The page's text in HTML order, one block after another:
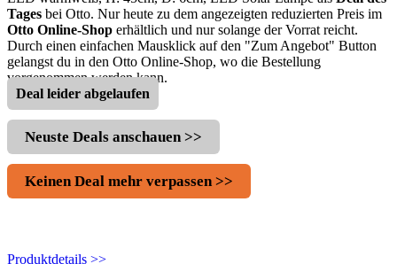
Tages bei Otto. Nur heute zu dem angezeigten reduzierten Preis im
Otto Online-Shop erhältlich und nur solange der Vorrat reicht.
Durch einen einfachen Mausklick auf den "Zum Angebot" Button
gelangst du in den Otto Online-Shop, wo die Bestellung
vorgenommen werden kann.
Deal leider abgelaufen
Neuste Deals anschauen >>
Keinen Deal mehr verpassen >>
Produktdetails >>